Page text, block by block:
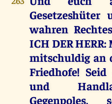
wahren
ICH DER
mitschuldig an
Friedhofe!
und
Gegenpoles,